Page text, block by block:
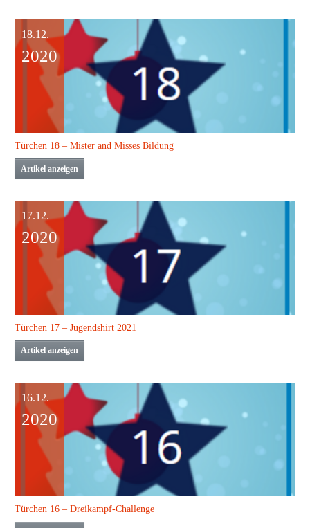
18.12.
2020
Türchen 18 – Mister and Misses Bildung
Artikel anzeigen
17.12.
2020
Türchen 17 – Jugendshirt 2021
Artikel anzeigen
16.12.
2020
Türchen 16 – Dreikampf-Challenge